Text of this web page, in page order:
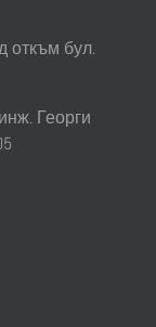
откъм бул.
Георги